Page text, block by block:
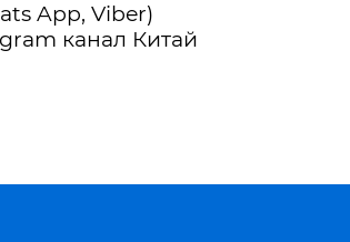
App, Viber)
канал Китай